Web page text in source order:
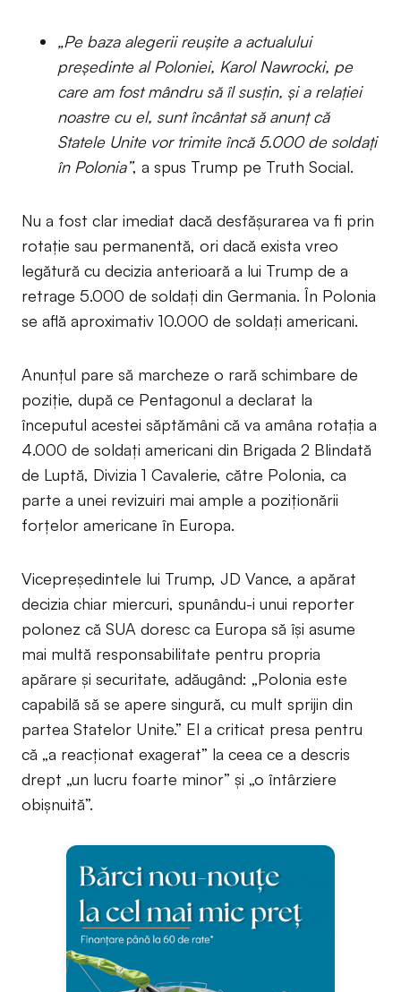
„Pe baza alegerii reușite a actualului
președinte al Poloniei, Karol Nawrocki, pe
care am fost mândru să îl susțin, și a relației
noastre cu el, sunt încântat să anunț că
Statele Unite vor trimite încă 5.000 de soldați
în Polonia”, a spus Trump pe Truth Social.
Nu a fost clar imediat dacă desfășurarea va fi prin
rotație sau permanentă, ori dacă exista vreo
legătură cu decizia anterioară a lui Trump de a
retrage 5.000 de soldați din Germania. În Polonia
se află aproximativ 10.000 de soldați americani.
Anunțul pare să marcheze o rară schimbare de
poziție, după ce Pentagonul a declarat la
începutul acestei săptămâni că va amâna rotația a
4.000 de soldați americani din Brigada 2 Blindată
de Luptă, Divizia 1 Cavalerie, către Polonia, ca
parte a unei revizuiri mai ample a poziționării
forțelor americane în Europa.
Vicepreședintele lui Trump, JD Vance, a apărat
decizia chiar miercuri, spunându-i unui reporter
polonez că SUA doresc ca Europa să își asume
mai multă responsabilitate pentru propria
apărare și securitate, adăugând: „Polonia este
capabilă să se apere singură, cu mult sprijin din
partea Statelor Unite.” El a criticat presa pentru
că „a reacționat exagerat” la ceea ce a descris
drept „un lucru foarte minor” și „o întârziere
obișnuită”.